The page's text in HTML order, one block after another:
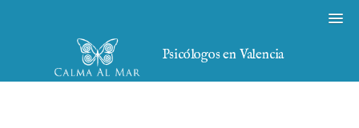
Psicólogos en Valencia